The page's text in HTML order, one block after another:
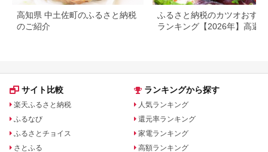
高知県 中土佐町のふるさと納税
のご紹介
ふるさと納税のカツオおすす
ランキング【2026年】高還元
サイト比較
楽天ふるさと納税
ふるなび
ふるさとチョイス
さとふる
ランキングから探す
人気ランキング
還元率ランキング
家電ランキング
高額ランキング